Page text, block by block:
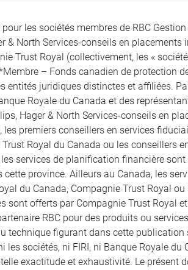
les sociétés membres de RBC
& North Services-conseils en placements
Trust Royal (collectivement, les «
– Fonds canadien de protection
entités juridiques distinctes et affiliées.
Royale du Canada et des
Hager & North Services-conseils en
les premiers conseillers en services
Royal du Canada ou les conseillers
services de planification financière
province. Ailleurs au Canada, les
du Canada, Compagnie Trust Royal
sont offerts par Compagnie Trust Royal
RBC pour des produits ou
technique figurant dans cette
sociétés, ni FIRI, ni Banque Royale
exactitude et exhaustivité. Le présent